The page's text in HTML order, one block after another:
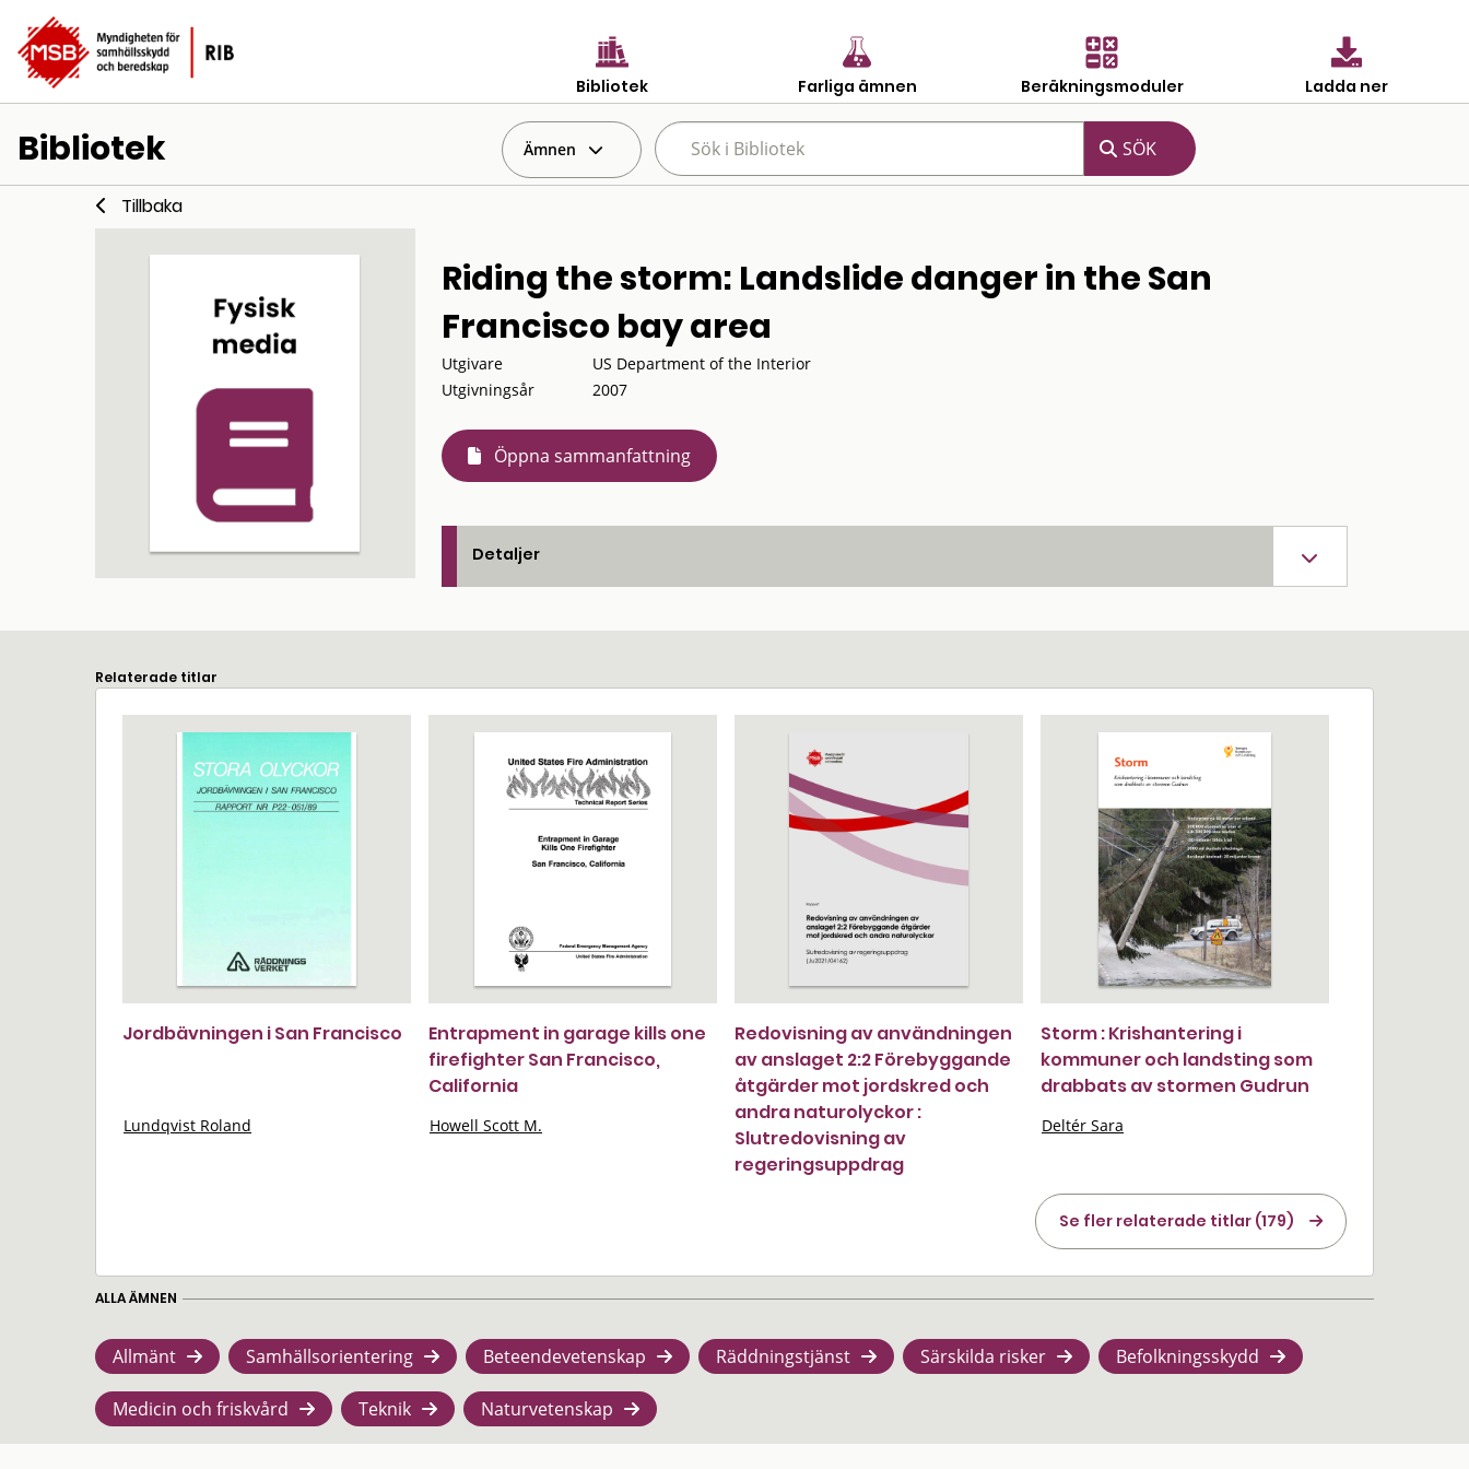
Bibliotek Farliga ämnen Beräkningsmoduler Ladda ner
Bibliotek Ämnen
Tillbaka
Riding the storm: Landslide danger in the San
Francisco bay area
Utgivare
US Department of the Interior
Utgivningsår
2007
Öppna sammanfattning
Detaljer
Relaterade titlar
Jordbävningen i San Francisco
Lundqvist Roland
Entrapment in garage kills one
firefighter San Francisco,
California
Howell Scott M.
Redovisning av användningen
av anslaget 2:2 Förebyggande
åtgärder mot jordskred och
andra naturolyckor :
Slutredovisning av
regeringsuppdrag
Storm : Krishantering i
kommuner och landsting som
drabbats av stormen Gudrun
Deltér Sara
Se fler relaterade titlar (179)
ALLA ÄMNEN
Allmänt Samhällsorientering Beteendevetenskap Räddningstjänst Särskilda risker Befolkningsskydd
Medicin och friskvård Teknik Naturvetenskap